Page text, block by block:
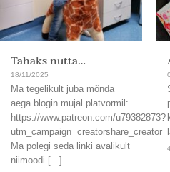
Tahaks nutta…
18/11/2025
Ma tegelikult juba mõnda
aega blogin mujal platvormil:
https://www.patreon.com/u79382873?
utm_campaign=creatorshare_creator
Ma polegi seda linki avalikult
niimoodi [...]